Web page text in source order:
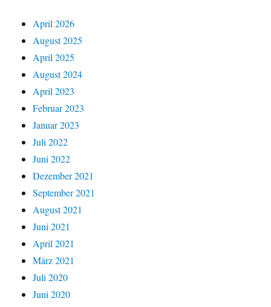
April 2026
August 2025
April 2025
August 2024
April 2023
Februar 2023
Januar 2023
Juli 2022
Juni 2022
Dezember 2021
September 2021
August 2021
Juni 2021
April 2021
März 2021
Juli 2020
Juni 2020